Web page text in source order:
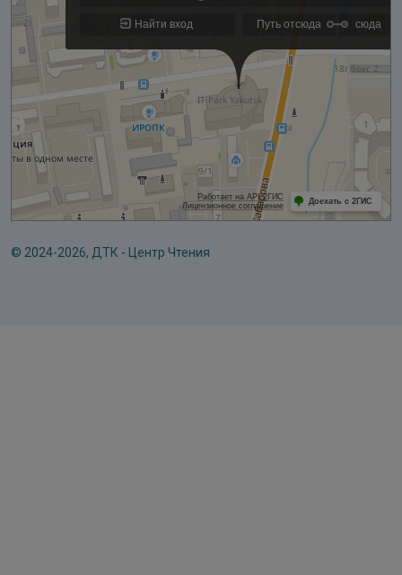
© 2024-2026, ДТК - Центр Чтения